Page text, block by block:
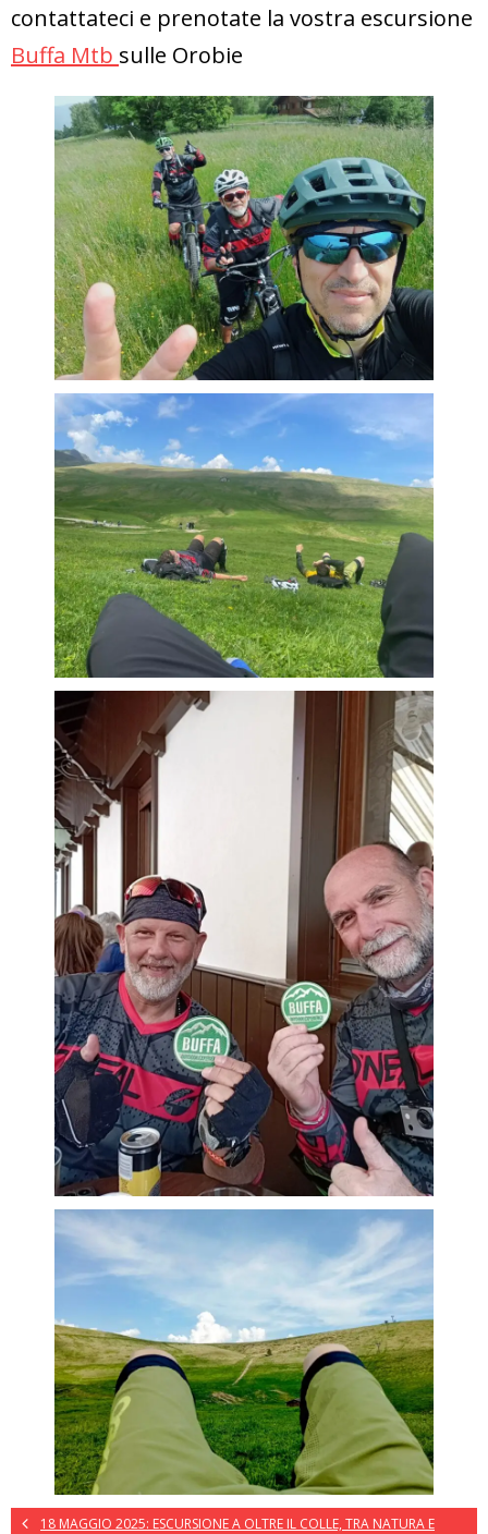
contattateci e prenotate la vostra escursione
Buffa Mtb sulle Orobie
18 MAGGIO 2025: ESCURSIONE A OLTRE IL COLLE, TRA NATURA E